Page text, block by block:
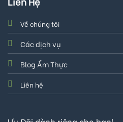
Về chúng tôi
Các dịch vụ
Blog Ẩm Thực
Liên hệ